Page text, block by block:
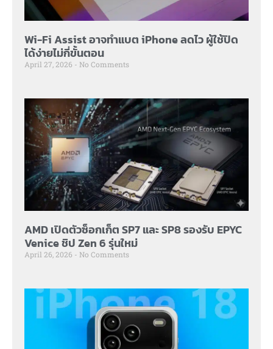
Wi-Fi Assist อาจทำแบต iPhone ลดไว ผู้ใช้ปิด
ได้ง่ายไม่กี่ขั้นตอน
April 27, 2026 No Comments
AMD เปิดตัวซ็อกเก็ต SP7 และ SP8 รองรับ EPYC
Venice ชิป Zen 6 รุ่นใหม่
April 26, 2026 No Comments